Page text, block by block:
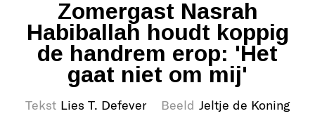
Zomergast Nasrah
Habiballah houdt koppig
de handrem erop: 'Het
gaat niet om mij'
Tekst Lies T. Defever Beeld Jeltje de Koning